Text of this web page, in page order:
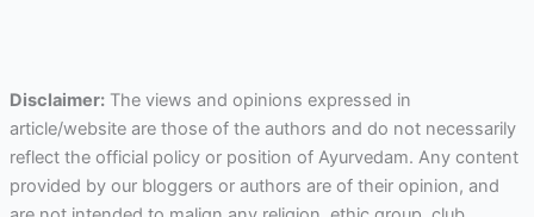
Disclaimer:The views and opinions expressed in
article/website are those of the authors and do not necessarily
reflect the official policy or position of Ayurvedam. Any content
provided by our bloggers or authors are of their opinion, and